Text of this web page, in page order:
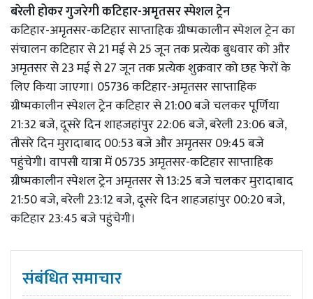
बरेली होकर गुजरेगी कटिहार-अमृतसर स्पेशल ट्रेन
कटिहार-अमृतसर-कटिहार साप्ताहिक ग्रीष्मकालीन स्पेशल ट्रेन का
संचालन कटिहार से 21 मई से 25 जून तक प्रत्येक बुधवार को और
अमृतसर से 23 मई से 27 जून तक प्रत्येक शुक्रवार को छह फेरों के
लिए किया जाएगा। 05736 कटिहार-अमृतसर साप्ताहिक
ग्रीष्मकालीन स्पेशल ट्रेन कटिहार से 21:00 बजे चलकर पूर्णिया
21:32 बजे, दूसरे दिन शाहजहांपुर 22:06 बजे, बरेली 23:06 बजे,
तीसरे दिन मुरादाबाद 00:53 बजे और अमृतसर 09:45 बजे
पहुंचेगी। वापसी यात्रा में 05735 अमृतसर-कटिहार साप्ताहिक
ग्रीष्मकालीन स्पेशल ट्रेन अमृतसर से 13:25 बजे चलकर मुरादाबाद
21:50 बजे, बरेली 23:12 बजे, दूसरे दिन शाहजहांपुर 00:20 बजे,
कटिहार 23:45 बजे पहुंचेगी।
संबंधित समाचार